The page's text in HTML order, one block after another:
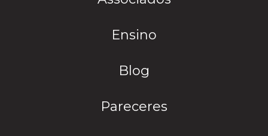
Ensino
Blog
Pareceres